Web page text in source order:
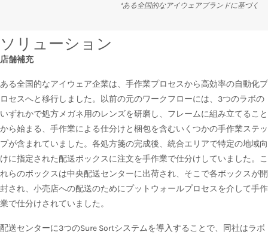
*ある全国的なアイウェアブランドに基づく
ソリューション
店舗補充
ある全国的なアイウェア企業は、手作業プロセスから高効率の自動化プ
ロセスへと移行しました。以前の元のワークフローには、3つのラボの
いずれかで処方メガネ用のレンズを研磨し、フレームに組み立てること
から始まる、手作業による仕分けと梱包を含むいくつかの手作業ステッ
プが含まれていました。各処方箋の完成後、統合エリアで特定の地域向
けに指定された配送ボックスに注文を手作業で仕分けしていました。こ
れらのボックスは中央配送センターに出荷され、そこで各ボックスが開
封され、小売店への配送のためにプットウォールプロセスを介して手作
業で仕分けされていました。
配送センターに3つのSure Sortシステムを導入することで、同社はラボ